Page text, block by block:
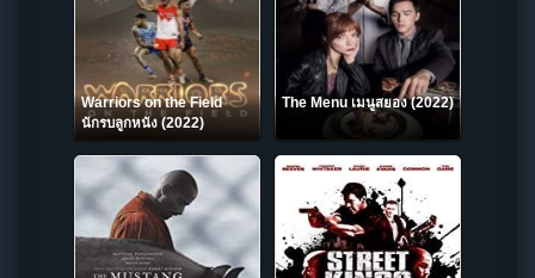
Warriors on the Field
นักรบลูกหนัง (2022)
The Menu เมนูสยอง (2022)